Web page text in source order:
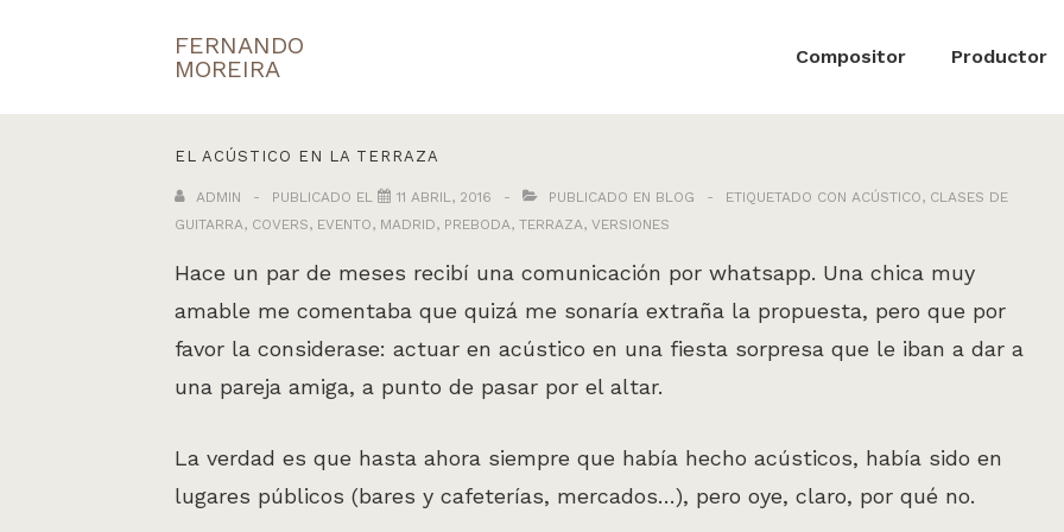
FERNANDO
MOREIRA
Compositor Productor
EL ACÚSTICO EN LA TERRAZA
ADMIN PUBLICADO EL 11 ABRIL, 2016 PUBLICADO EN BLOG ETIQUETADO CON ACÚSTICO, CLASES DE
GUITARRA, COVERS, EVENTO, MADRID, PREBODA, TERRAZA, VERSIONES
Hace un par de meses recibí una comunicación por whatsapp. Una chica muy
amable me comentaba que quizá me sonaría extraña la propuesta, pero que por
favor la considerase: actuar en acústico en una fiesta sorpresa que le iban a dar a
una pareja amiga, a punto de pasar por el altar.
La verdad es que hasta ahora siempre que había hecho acústicos, había sido en
lugares públicos (bares y cafeterías, mercados…), pero oye, claro, por qué no.